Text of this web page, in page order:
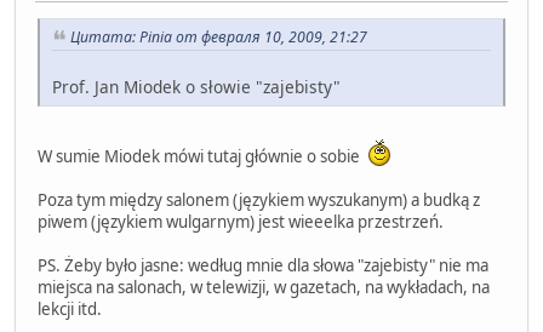
Цитата: Pinia от февраля 10, 2009, 21:27
Prof. Jan Miodek o słowie "zajebisty"
W sumie Miodek mówi tutaj głównie o sobie
Poza tym między salonem (językiem wyszukanym) a budką z
piwem (językiem wulgarnym) jest wieeelka przestrzeń.
PS. Żeby było jasne: według mnie dla słowa "zajebisty" nie ma
miejsca na salonach, w telewizji, w gazetach, na wykładach, na
lekcji itd.